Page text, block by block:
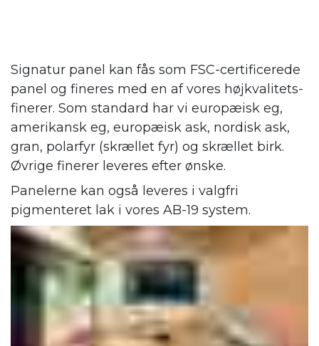
Signatur panel kan fås som FSC-certificerede
panel og fineres med en af vores højkvalitets-
finerer. Som standard har vi europæisk eg,
amerikansk eg, europæisk ask, nordisk ask,
gran, polarfyr (skrællet fyr) og skrællet birk.
Øvrige finerer leveres efter ønske.
Panelerne kan også leveres i valgfri
pigmenteret lak i vores AB-19 system.